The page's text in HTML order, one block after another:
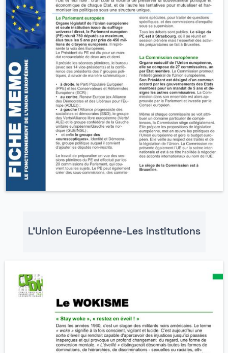
L'Union Européenne-Les institutions